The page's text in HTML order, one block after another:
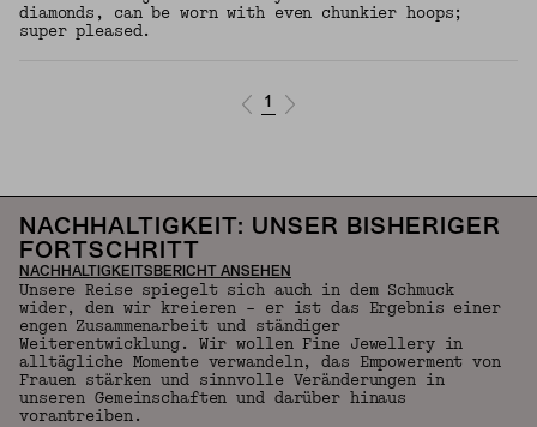
diamonds, can be worn with even chunkier hoops;
super pleased.
1
NACHHALTIGKEIT: UNSER BISHERIGER
FORTSCHRITT
NACHHALTIGKEITSBERICHT ANSEHEN
Unsere Reise spiegelt sich auch in dem Schmuck
wider, den wir kreieren – er ist das Ergebnis einer
engen Zusammenarbeit und ständiger
Weiterentwicklung. Wir wollen Fine Jewellery in
alltägliche Momente verwandeln, das Empowerment von
Frauen stärken und sinnvolle Veränderungen in
unseren Gemeinschaften und darüber hinaus
vorantreiben.